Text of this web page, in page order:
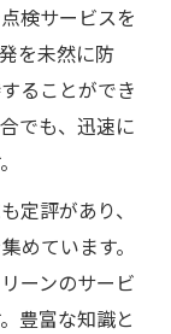
検サービスを
を未然に防
ることができ
でも、迅速に
定評があり、
めています。
ーンのサービ
豊富な知識と